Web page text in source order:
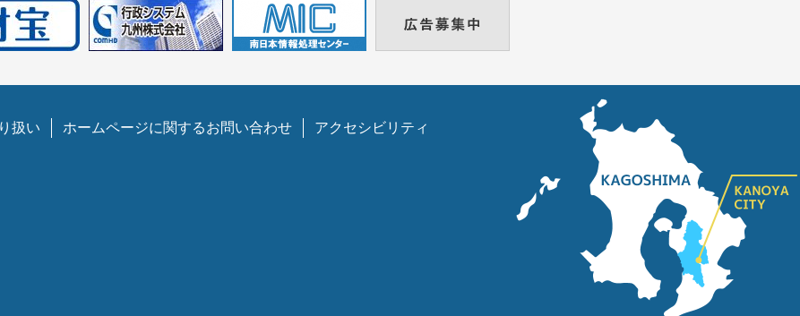
扱い ホームページに関するお問い合わせ アクセシビリティ